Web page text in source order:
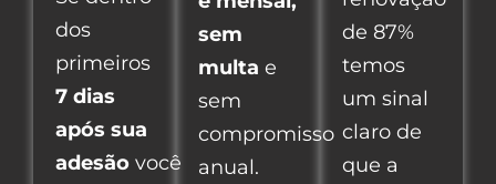
dos
primeiros
7 dias
após sua
adesão você
sem
multa e
sem
compromisso
anual.
de 87%
temos
um sinal
claro de
que a